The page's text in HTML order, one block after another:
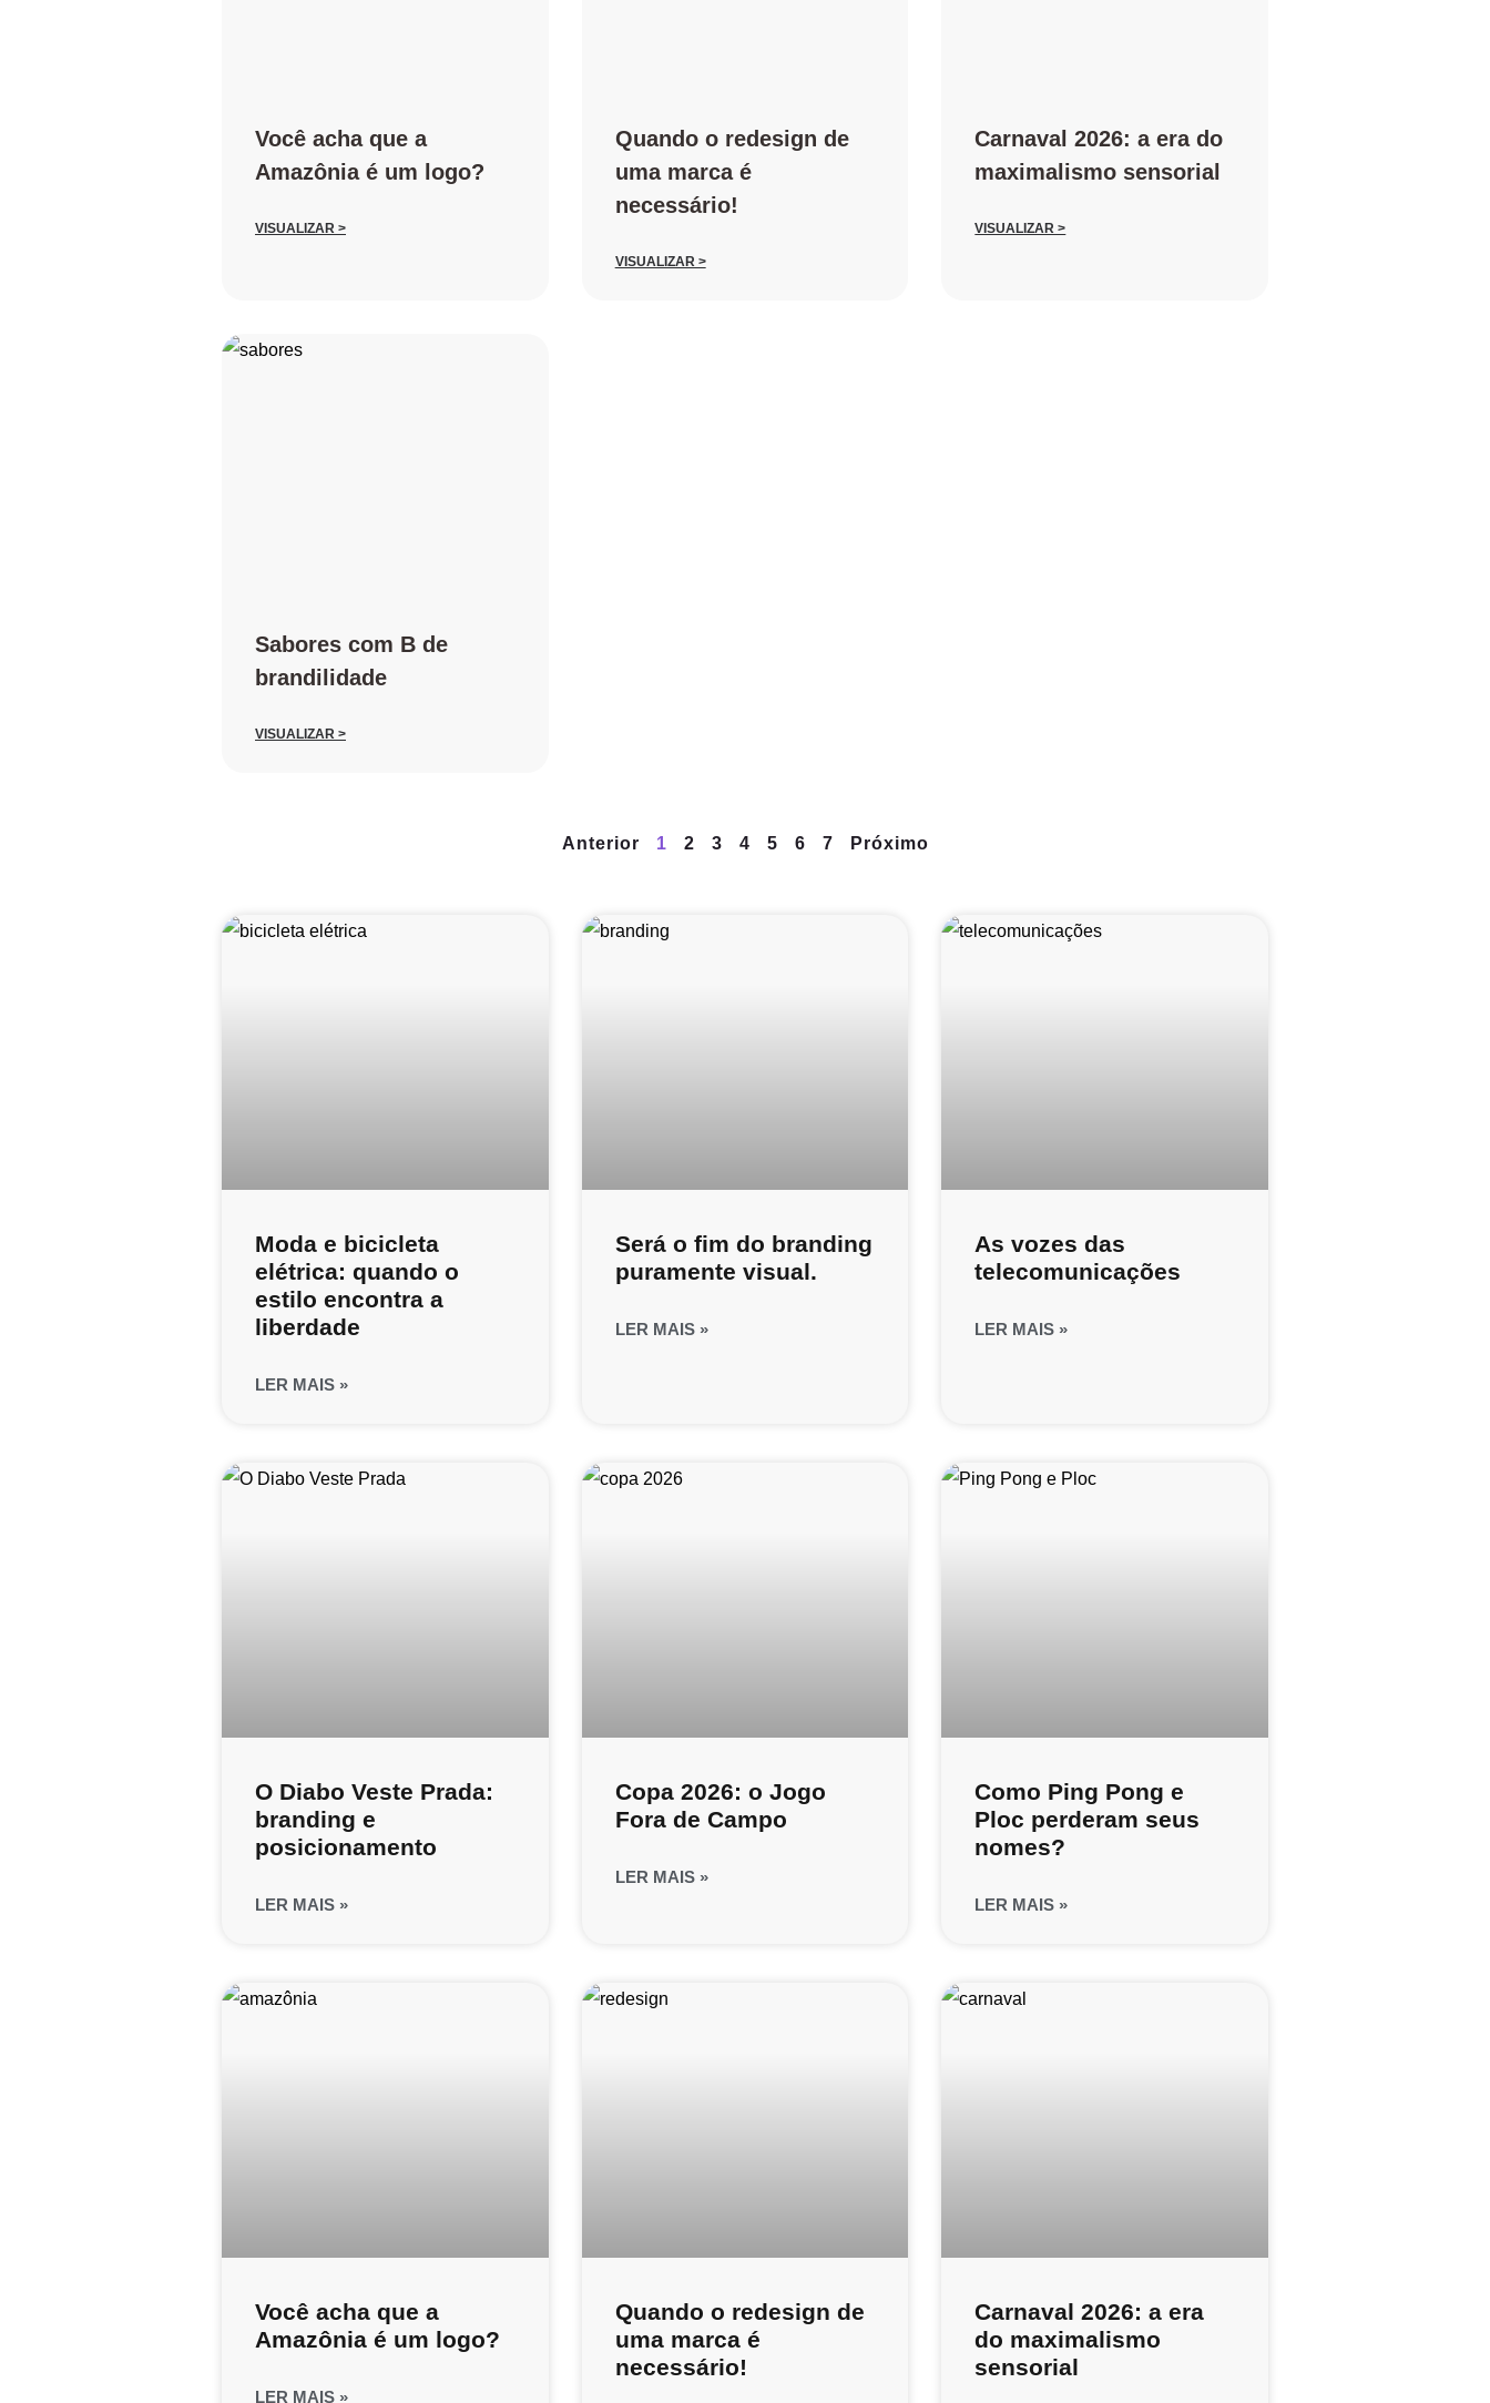
Você acha que a
Amazônia é um logo?
VISUALIZAR >
Quando o redesign de
uma marca é
necessário!
VISUALIZAR >
Carnaval 2026: a era do
maximalismo sensorial
VISUALIZAR >
Sabores com B de
brandilidade
VISUALIZAR >
Anterior 1 2 3 4 5 6 7 Próximo
Moda e bicicleta
elétrica: quando o
estilo encontra a
liberdade
LER MAIS »
Será o fim do branding
puramente visual.
LER MAIS »
As vozes das
telecomunicações
LER MAIS »
O Diabo Veste Prada:
branding e
posicionamento
LER MAIS »
Copa 2026: o Jogo
Fora de Campo
LER MAIS »
Como Ping Pong e
Ploc perderam seus
nomes?
LER MAIS »
Você acha que a
Amazônia é um logo?
LER MAIS »
Quando o redesign de
uma marca é
necessário!
Carnaval 2026: a era
do maximalismo
sensorial